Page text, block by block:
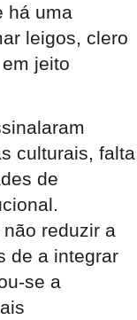
há uma
leigos, clero
jeito
culturais, falta
de
reduzir a
de a integrar
se a